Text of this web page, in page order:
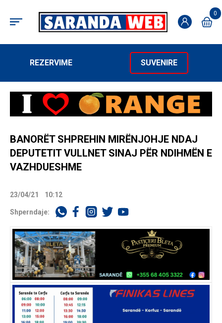
0
REZERVIME SUVENIRE
BANORËT SHPREHIN MIRËNJOHJE NDAJ
DEPUTETIT VULLNET SINAJ PËR NDIHMËN E
VAZHDUESHME
23/04/21 10:12
Shperndaje: